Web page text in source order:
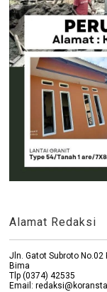
Alamat Redaksi
Jln. Gatot Subroto
Bima
Tlp (0374) 42535
Email: